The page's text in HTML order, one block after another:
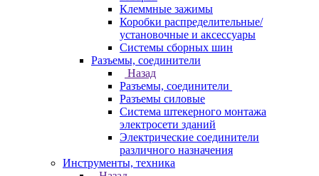
Клеммные зажимы
Коробки распределительные/
установочные и аксессуары
Системы сборных шин
Разъемы, соединители
Назад
Разъемы, соединители
Разъемы силовые
Система штекерного монтажа
электросети зданий
Электрические соединители
различного назначения
Инструменты, техника